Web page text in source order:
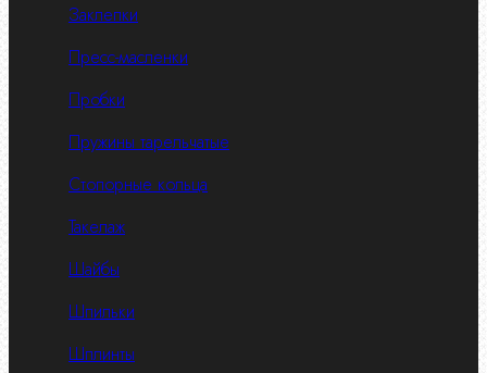
Заклепки
Пресс-масленки
Пробки
Пружины тарельчатые
Стопорные кольца
Такелаж
Шайбы
Шпильки
Шплинты